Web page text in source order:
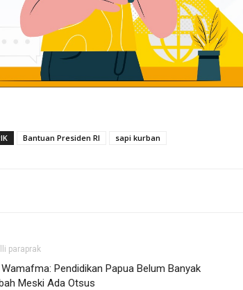
Bantuan Presiden RI sapi kurban
paraprak
Pendidikan Papua Belum Banyak
Meski Ada Otsus